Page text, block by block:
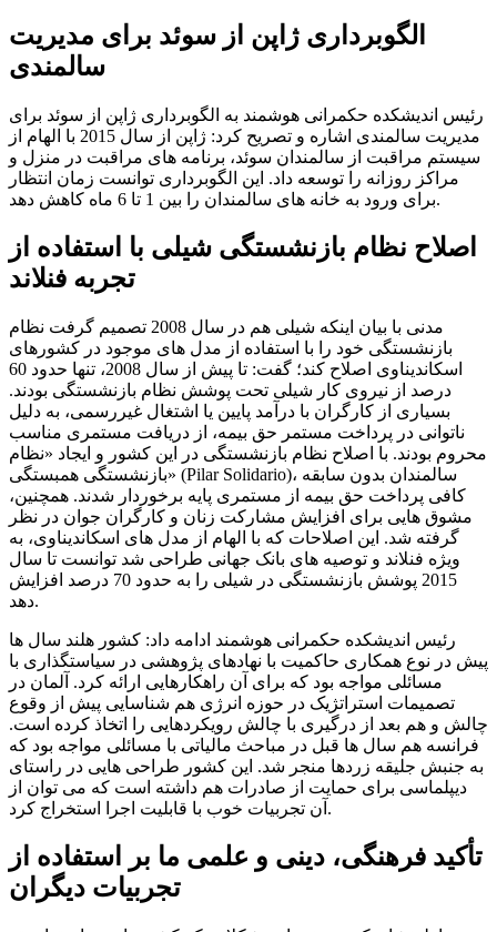
الگوبرداری ژاپن از سوئد برای مدیریت
سالمندی
رئیس اندیشکده حکمرانی هوشمند به الگوبرداری ژاپن از سوئد برای
مدیریت سالمندی اشاره و تصریح کرد: ژاپن از سال 2015 با الهام از
سیستم مراقبت از سالمندان سوئد، برنامه های مراقبت در منزل و
مراکز روزانه را توسعه داد. این الگوبرداری توانست زمان انتظار
برای ورود به خانه های سالمندان را بین 1 تا 6 ماه کاهش دهد.
اصلاح نظام بازنشستگی شیلی با استفاده از
تجربه فنلاند
مدنی با بیان اینکه شیلی هم در سال 2008 تصمیم گرفت نظام
بازنشستگی خود را با استفاده از مدل های موجود در کشورهای
اسکاندیناوی اصلاح کند؛ گفت: تا پیش از سال 2008، تنها حدود 60
درصد از نیروی کار شیلی تحت پوشش نظام بازنشستگی بودند.
بسیاری از کارگران با درآمد پایین یا اشتغال غیررسمی، به دلیل
ناتوانی در پرداخت مستمر حق بیمه، از دریافت مستمری مناسب
محروم بودند. با اصلاح نظام بازنشستگی در این کشور و ایجاد «نظام
بازنشستگی همبستگی» (Pilar Solidario)، سالمندان بدون سابقه
کافی پرداخت حق بیمه از مستمری پایه برخوردار شدند. همچنین،
مشوق هایی برای افزایش مشارکت زنان و کارگران جوان در نظر
گرفته شد. این اصلاحات که با الهام از مدل های اسکاندیناوی، به
ویژه فنلاند و توصیه های بانک جهانی طراحی شد توانست تا سال
2015 پوشش بازنشستگی در شیلی را به حدود 70 درصد افزایش
دهد.
رئیس اندیشکده حکمرانی هوشمند ادامه داد: کشور هلند سال ها
پیش در نوع همکاری حاکمیت با نهادهای پژوهشی در سیاستگذاری با
مسائلی مواجه بود که برای آن راهکارهایی ارائه کرد. آلمان در
تصمیمات استراتژیک در حوزه انرژی هم شناسایی پیش از وقوع
چالش و هم بعد از درگیری با چالش رویکردهایی را اتخاذ کرده است.
فرانسه هم سال ها قبل در مباحث مالیاتی با مسائلی مواجه بود که
به جنبش جلیقه زردها منجر شد. این کشور طراحی هایی در راستای
دیپلماسی برای حمایت از صادرات هم داشته است که می توان از
آن تجربیات خوب با قابلیت اجرا استخراج کرد.
تأکید فرهنگی، دینی و علمی ما بر استفاده از
تجربیات دیگران